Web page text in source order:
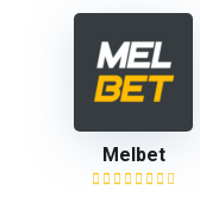
Melbet